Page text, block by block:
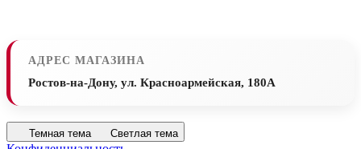
АДРЕС МАГАЗИНА
Ростов-на-Дону, ул. Красноармейская, 180А
Темная тема Светлая тема